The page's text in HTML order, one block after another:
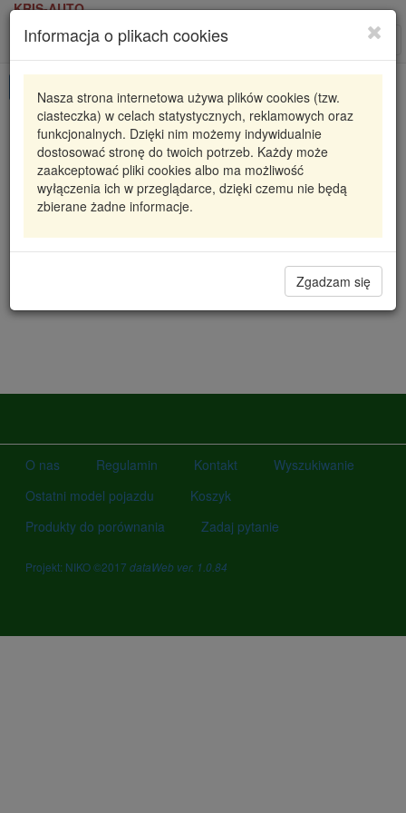
KRIS-AUTO
Informacja o plikach cookies
Nasza strona internetowa używa plików cookies (tzw.
ciasteczka) w celach statystycznych, reklamowych oraz
funkcjonalnych. Dzięki nim możemy indywidualnie
dostosować stronę do twoich potrzeb. Każdy może
zaakceptować pliki cookies albo ma możliwość
wyłączenia ich w przeglądarce, dzięki czemu nie będą
zbierane żadne informacje.
Zgadzam się
Karta produktu
CCS-PL-031 NTY NTY
SKRAPLACZ KLIMATYZACJI MOVANO A (98-) 2.8
DTI, MASTER II (98-) 1.9 DCI (W/O DRYE
316,42 zł
Radzyń 0
Filia Lublin 0
Magazyn III
O nas Regulamin Kontakt
Wyszukiwanie
Ostatni model pojazdu
Koszyk
Produkty do porównania
Zadaj pytanie
Projekt: NIKO ©2017 dataWeb ver. 1.0.84